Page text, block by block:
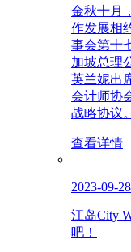
金秋十月
作发展相
事会第十
加坡总理
英兰妮出
会计师协
战略协议。
查看详情
2023-09-28
江岛City
吧！